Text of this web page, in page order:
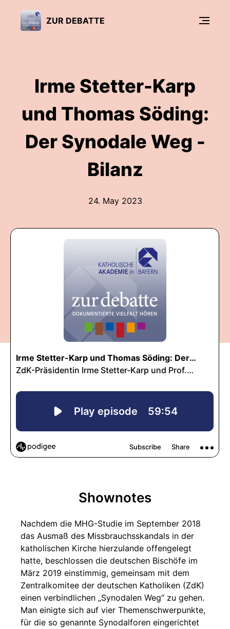
ZUR DEBATTE
Irme Stetter-Karp
und Thomas Söding:
Der Synodale Weg -
Bilanz
24. May 2023
Shownotes
Nachdem die MHG-Studie im September 2018
das Ausmaß des Missbrauchsskandals in der
katholischen Kirche hierzulande offengelegt
hatte, beschlossen die deutschen Bischöfe im
März 2019 einstimmig, gemeinsam mit dem
Zentralkomitee der deutschen Katholiken (ZdK)
einen verbindlichen „Synodalen Weg“ zu gehen.
Man einigte sich auf vier Themenschwerpunkte,
für die so genannte Synodalforen eingerichtet